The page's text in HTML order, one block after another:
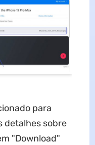
para
detalhes sobre
"Download"